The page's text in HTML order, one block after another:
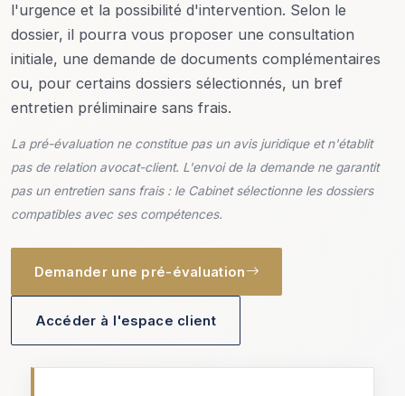
l'urgence et la possibilité d'intervention. Selon le
dossier, il pourra vous proposer une consultation
initiale, une demande de documents complémentaires
ou, pour certains dossiers sélectionnés, un bref
entretien préliminaire sans frais.
La pré-évaluation ne constitue pas un avis juridique et n'établit
pas de relation avocat-client. L'envoi de la demande ne garantit
pas un entretien sans frais : le Cabinet sélectionne les dossiers
compatibles avec ses compétences.
Demander une pré-évaluation
Accéder à l'espace client